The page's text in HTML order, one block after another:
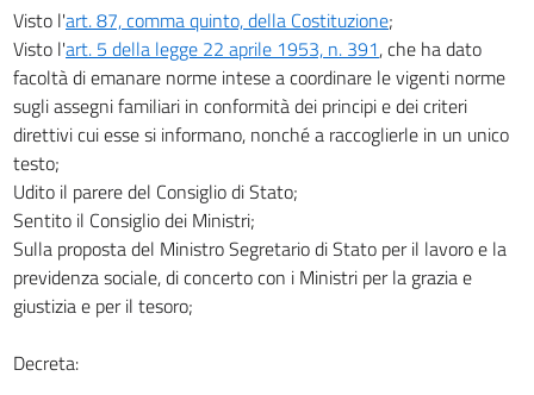
art. 14
art. 15
art. 16
art. 17
art. 18
art. 19
art. 20
art. 21
Visto l'art. 87, comma quinto, della Costituzione;
Visto l'art. 5 della legge 22 aprile 1953, n. 391, che ha dato
facoltà di emanare norme intese a coordinare le vigenti norme
sugli assegni familiari in conformità dei principi e dei criteri
direttivi cui esse si informano, nonché a raccoglierle in un unico
testo;
Udito il parere del Consiglio di Stato;
Sentito il Consiglio dei Ministri;
Sulla proposta del Ministro Segretario di Stato per il lavoro e la
previdenza sociale, di concerto con i Ministri per la grazia e
giustizia e per il tesoro;
Decreta: